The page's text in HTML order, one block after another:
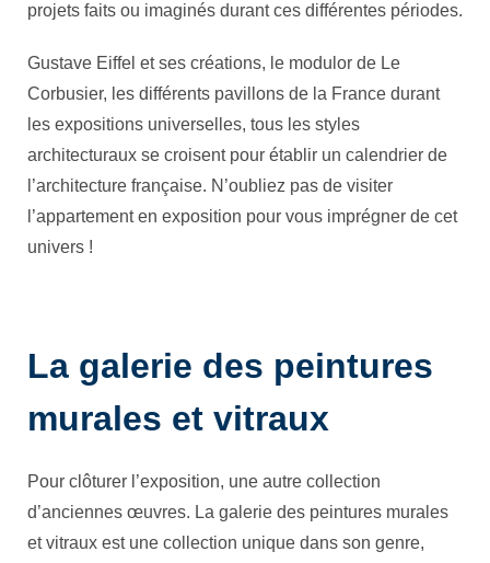
projets faits ou imaginés durant ces différentes périodes.
Gustave Eiffel et ses créations, le modulor de Le
Corbusier, les différents pavillons de la France durant
les expositions universelles, tous les styles
architecturaux se croisent pour établir un calendrier de
l’architecture française. N’oubliez pas de visiter
l’appartement en exposition pour vous imprégner de cet
univers !
La galerie des peintures
murales et vitraux
Pour clôturer l’exposition, une autre collection
d’anciennes œuvres. La galerie des peintures murales
et vitraux est une collection unique dans son genre,